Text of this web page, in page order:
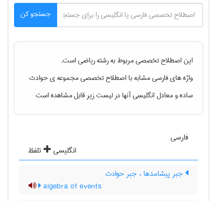
جستجو کن
این اصطلاح تخصصی مربوط به رشتهرياضیاست.
واژه های فارسی مشابه با اصطلاح تخصصیمجموعه ی حوادث
سادهو معادل انگلیسی آنها در لیست زیر قابل مشاهده است
فارسی
انگلیسی
تلفظ
جبر پیشامدها ، جبر حوادث
algebra of events